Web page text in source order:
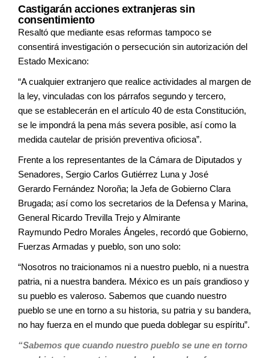
Castigarán acciones extranjeras sin
consentimiento
Resaltó que mediante esas reformas tampoco se
consentirá investigación o persecución sin autorización del
Estado Mexicano:
“A cualquier extranjero que realice actividades al margen de
la ley, vinculadas con los párrafos segundo y tercero,
que se establecerán en el artículo 40 de esta Constitución,
se le impondrá la pena más severa posible, así como la
medida cautelar de prisión preventiva oficiosa”.
Frente a los representantes de la Cámara de Diputados y
Senadores, Sergio Carlos Gutiérrez Luna y José
Gerardo Fernández Noroña; la Jefa de Gobierno Clara
Brugada; así como los secretarios de la Defensa y Marina,
General Ricardo Trevilla Trejo y Almirante
Raymundo Pedro Morales Ángeles, recordó que Gobierno,
Fuerzas Armadas y pueblo, son uno solo:
“Nosotros no traicionamos ni a nuestro pueblo, ni a nuestra
patria, ni a nuestra bandera. México es un país grandioso y
su pueblo es valeroso. Sabemos que cuando nuestro
pueblo se une en torno a su historia, su patria y su bandera,
no hay fuerza en el mundo que pueda doblegar su espíritu”.
“Sabemos que cuando nuestro pueblo se une en torno